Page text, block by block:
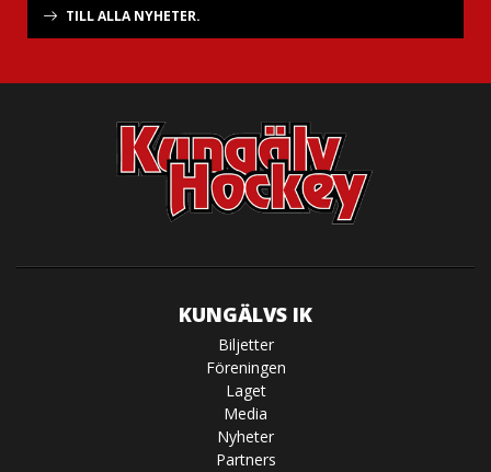
TILL ALLA NYHETER.
KUNGÄLVS IK
Biljetter
Föreningen
Laget
Media
Nyheter
Partners